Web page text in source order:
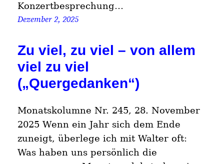
Konzertbesprechung…
Dezember 2, 2025
Zu viel, zu viel – von allem
viel zu viel
(„Quergedanken“)
Monatskolumne Nr. 245, 28. November
2025 Wenn ein Jahr sich dem Ende
zuneigt, überlege ich mit Walter oft:
Was haben uns persönlich die